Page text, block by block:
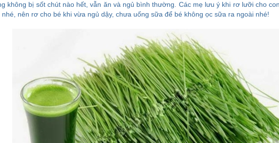
không bị sốt chút nào hết, vẫn ăn và ngủ bình thường. Các mẹ lưu ý khi rơ lưỡi cho
nhé, nên rơ cho bé khi vừa ngủ dậy, chưa uống sữa để bé không ọc sữa ra ngoài nhé!